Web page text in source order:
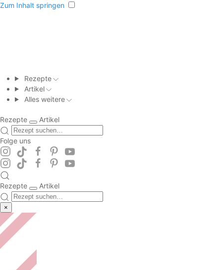
Zum Inhalt springen
Rezepte
Artikel
Alles weitere
Rezepte Artikel
Folge uns
Rezepte Artikel
×